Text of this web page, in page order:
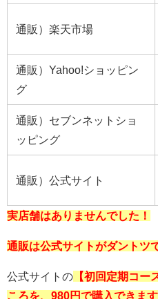
通販）楽天市場
通販）Yahoo!ショッピン
グ
通販）セブンネットショ
ッピング
通販）公式サイト
実店舗はありませんでした ！
通販は公式サイトがダントツ
公式サイトの 【初回定期コー
ころを、980円で購入できます